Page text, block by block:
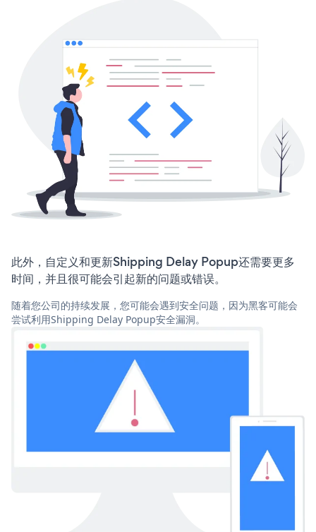
此外，自定义和更新Shipping Delay Popup还需要更多
时间，并且很可能会引起新的问题或错误。
随着您公司的持续发展，您可能会遇到安全问题，因为黑客可能会
尝试利用Shipping Delay Popup安全漏洞。